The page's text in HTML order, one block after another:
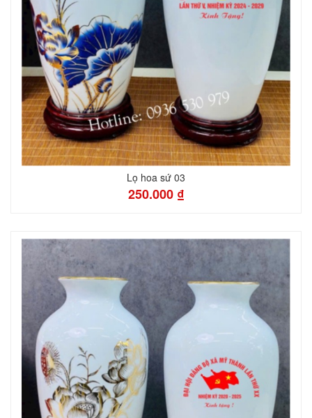
Lọ hoa sứ 03
250.000 ₫